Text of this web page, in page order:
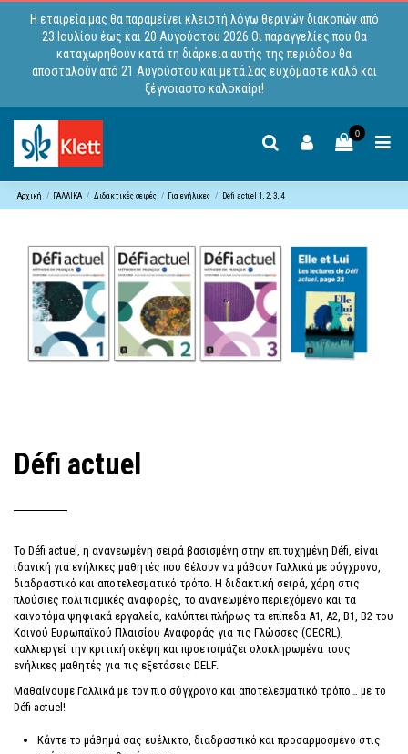
Η εταιρεία μας θα παραμείνει κλειστή λόγω θερινών διακοπών από
23 Ιουλίου έως και 20 Αυγούστου 2026.Οι παραγγελίες που θα
καταχωρηθούν κατά τη διάρκεια αυτής της περιόδου θα
αποσταλούν από 21 Αυγούστου και μετά.Σας ευχόμαστε καλό και
ξέγνοιαστο καλοκαίρι!
0
Αρχική ΓΑΛΛΙΚΑ Διδακτικές σειρές Για ενήλικες Défi actuel 1, 2, 3, 4
Défi actuel
Το Défi actuel, η ανανεωμένη σειρά βασισμένη στην επιτυχημένη Défi, είναι
ιδανική για ενήλικες μαθητές που θέλουν να μάθουν Γαλλικά με σύγχρονο,
διαδραστικό και αποτελεσματικό τρόπο. Η διδακτική σειρά, χάρη στις
πλούσιες πολιτισμικές αναφορές, το ανανεωμένο περιεχόμενο και τα
καινοτόμα ψηφιακά εργαλεία, καλύπτει πλήρως τα επίπεδα Α1, Α2, Β1, Β2 του
Κοινού Ευρωπαϊκού Πλαισίου Αναφοράς για τις Γλώσσες (CECRL),
καλλιεργεί την κριτική σκέψη και προετοιμάζει ολοκληρωμένα τους
ενήλικες μαθητές για τις εξετάσεις DELF.
Μαθαίνουμε Γαλλικά με τον πιο σύγχρονο και αποτελεσματικό τρόπο… με το
Défi actuel!
Κάντε το μάθημά σας ευέλικτο, διαδραστικό και προσαρμοσμένο στις